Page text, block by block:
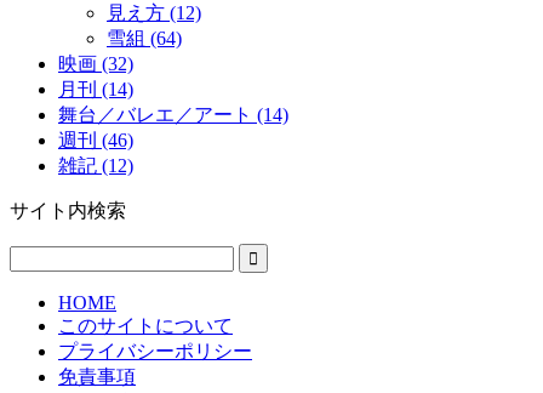
見え方 (12)
雪組 (64)
映画 (32)
月刊 (14)
舞台／バレエ／アート (14)
週刊 (46)
雑記 (12)
サイト内検索
HOME
このサイトについて
プライバシーポリシー
免責事項